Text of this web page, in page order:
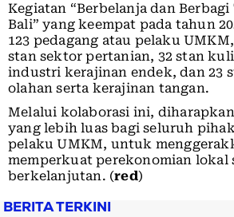
Kegiatan “Berbelanja dan Berbagi
Bali” yang keempat pada tahun
123 pedagang atau pelaku
stan sektor pertanian, 32 stan
industri kerajinan endek, dan 23
olahan serta kerajinan tangan.
Melalui kolaborasi ini,
yang lebih luas bagi seluruh
pelaku UMKM, untuk
memperkuat perekonomian lokal
berkelanjutan. (red)
BERITA TERKINI